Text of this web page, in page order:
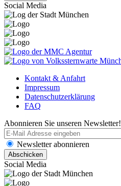
Social Media
Kontakt & Anfahrt
Impressum
Datenschutzerklärung
FAQ
Abonnieren Sie unseren Newsletter!
Newsletter abonnieren
Social Media